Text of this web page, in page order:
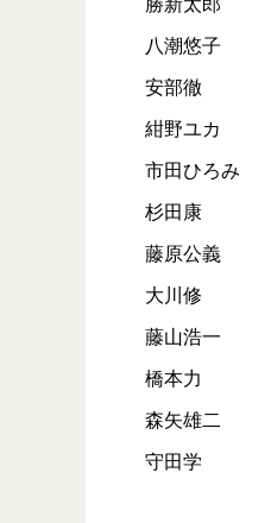
勝新太郎
八潮悠子
安部徹
紺野ユカ
市田ひろみ
杉田康
藤原公義
大川修
藤山浩一
橋本力
森矢雄二
守田学